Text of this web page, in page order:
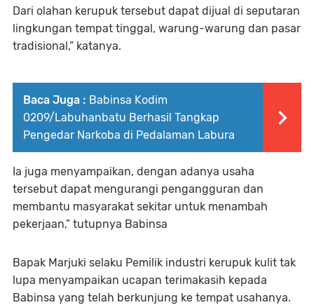
Dari olahan kerupuk tersebut dapat dijual di seputaran
lingkungan tempat tinggal, warung-warung dan pasar
tradisional,” katanya.
Baca Juga : Babinsa Kodim
0209/Labuhanbatu Berhasil Tangkap
Pengedar Narkoba di Pedalaman Labura
Ia juga menyampaikan, dengan adanya usaha
tersebut dapat mengurangi pengangguran dan
membantu masyarakat sekitar untuk menambah
pekerjaan,” tutupnya Babinsa
Bapak Marjuki selaku Pemilik industri kerupuk kulit tak
lupa menyampaikan ucapan terimakasih kepada
Babinsa yang telah berkunjung ke tempat usahanya.